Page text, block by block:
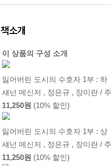
책소개
이 상품의 구성 소개
잃어버린 도시의 수호자 1부 : 하
섀넌 메신저 , 정은규 , 장미란 /
11,250원 (10% 할인)
잃어버린 도시의 수호자 1부 : 상
섀넌 메신저 , 정은규 , 장미란 /
11,250원 (10% 할인)